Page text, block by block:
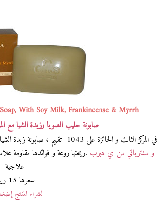
With Soy Milk, Frankincense & Myrrh
صابونة حليب الصويا وزبدة الشيا مع
في المركز الثالث و الحائزة على 1043 تقييم ، صابونة زبدة الشيا مع زيت اللبان و المر اتكلمت عنها في صفحة
و مشترياتي من اي هيرب .ريحتها روعة و فوائدها مقاومة
علاجية
سعرها 15 ريال
لشراء المنتج